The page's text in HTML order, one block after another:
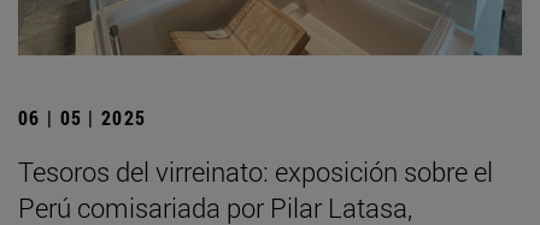
06 | 05 | 2025
Tesoros del virreinato: exposición sobre el
Perú comisariada por Pilar Latasa,